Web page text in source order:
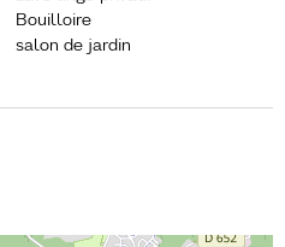
Bouilloire
salon de jardin